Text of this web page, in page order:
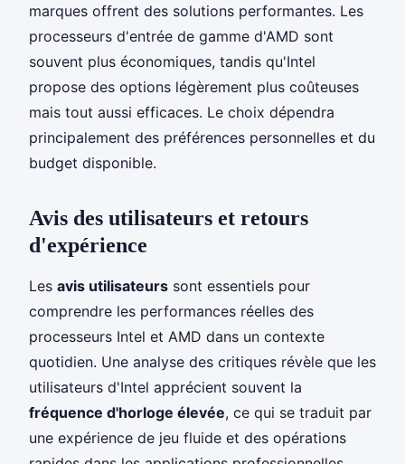
marques offrent des solutions performantes. Les
processeurs d'entrée de gamme d'AMD sont
souvent plus économiques, tandis qu'Intel
propose des options légèrement plus coûteuses
mais tout aussi efficaces. Le choix dépendra
principalement des préférences personnelles et du
budget disponible.
Avis des utilisateurs et retours
d'expérience
Les avis utilisateurs sont essentiels pour
comprendre les performances réelles des
processeurs Intel et AMD dans un contexte
quotidien. Une analyse des critiques révèle que les
utilisateurs d'Intel apprécient souvent la
fréquence d'horloge élevée, ce qui se traduit par
une expérience de jeu fluide et des opérations